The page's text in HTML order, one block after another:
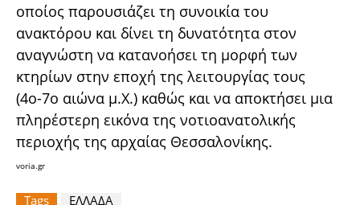
οποίος παρουσιάζει τη συνοικία του
ανακτόρου και δίνει τη δυνατότητα στον
αναγνώστη να κατανοήσει τη μορφή των
κτηρίων στην εποχή της λειτουργίας τους
(4ο-7ο αιώνα μ.Χ.) καθώς και να αποκτήσει μια
πληρέστερη εικόνα της νοτιοανατολικής
περιοχής της αρχαίας Θεσσαλονίκης.
voria.gr
Tags ΕΛΛΑΔΑ